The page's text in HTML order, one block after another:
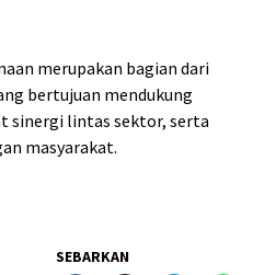
merupakan bagian dari
bertujuan mendukung
sinergi lintas sektor, serta
masyarakat.
SEBARKAN